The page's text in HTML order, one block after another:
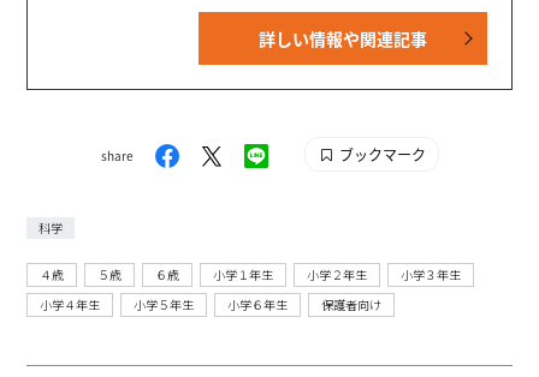
細は、YouTubeの『テレビマガジン 公式動画チャンネ
ル』で配信中。講談社発行の幼年・児童・少年・少女向
雑誌です。 【SNS】 X（旧Twitter）：@tele_maga
Instagram：＠tele_maga
詳しい情報や関連記事
share ブックマーク
科学
４歳 ５歳 ６歳 小学１年生 小学２年生
小学３年生
小学４年生
小学５年生 小学６年生 保護者向け